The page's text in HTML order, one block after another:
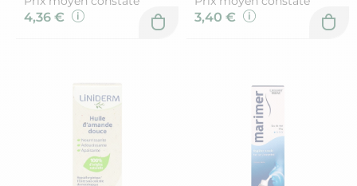
4,36 € 3,40 €